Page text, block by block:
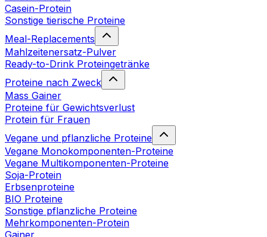
Casein-Protein
Sonstige tierische Proteine
Meal-Replacements
Mahlzeitenersatz-Pulver
Ready-to-Drink Proteingetränke
Proteine nach Zweck
Mass Gainer
Proteine für Gewichtsverlust
Protein für Frauen
Vegane und pflanzliche Proteine
Vegane Monokomponenten-Proteine
Vegane Multikomponenten-Proteine
Soja-Protein
Erbsenproteine
BIO Proteine
Sonstige pflanzliche Proteine
Mehrkomponenten-Protein